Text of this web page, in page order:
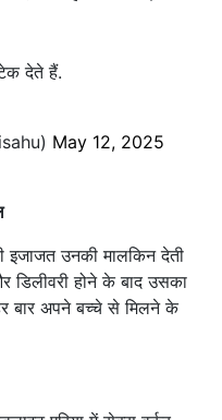
देते हैं.
May 12, 2025
उनकी मालकिन देती
डिलीवरी होने के बाद उसका
बार अपने बच्चे से मिलने के